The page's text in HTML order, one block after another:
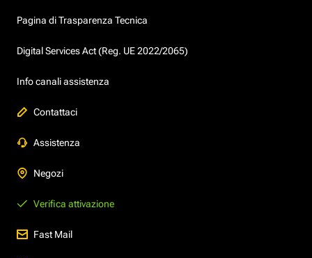
Pagina di Trasparenza Tecnica
Digital Services Act (Reg. UE 2022/2065)
Info canali assistenza
Contattaci
Assistenza
Negozi
Verifica attivazione
Fast Mail